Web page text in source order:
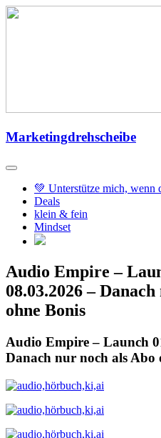
Zum
Marketingdrehscheibe
💚 Unterstütze mich, wenn
Deals
klein & fein
Mindset
Audio Empire –
08.03.2026 –
ohne Bonis
Audio Empire – Launch
Danach nur noch als Abo